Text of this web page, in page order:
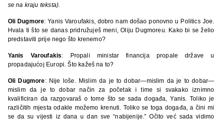
se na kraju teksta).
Oli Dugmore: Yanis Varoufakis, dobro nam došao ponovno u Politics Joe.
Hvala ti što se danas pridružuješ meni, Oliju Dugmoreu. Kako bi se želio
predstaviti prije nego što krenemo?
Yanis Varoufakis: Propali ministar financija propale države u
propadajućoj Europi. Što kažeš na to?
Oli Dugmore: Nije loše. Mislim da je to dobar—mislim da je to dobar—
mislim da je to dobar način za početak i time si svakako iznimno
kvalificiran da razgovaraš o tome što se sada događa, Yanis. Toliko je
različitih mjesta odakle možemo krenuti. Toliko se toga događa, a čini mi
se da su vijesti iz dana u dan sve “nabijenije.” Očito već sada vidimo